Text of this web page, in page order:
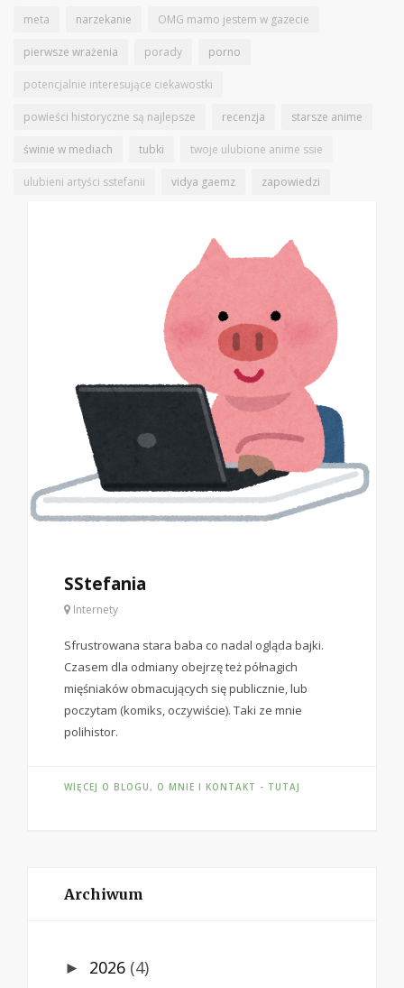
meta narzekanie OMG mamo jestem w gazecie
pierwsze wrażenia porady porno
potencjalnie interesujące ciekawostki
powieści historyczne są najlepsze recenzja starsze anime
świnie w mediach tubki twoje ulubione anime ssie
ulubieni artyści sstefanii vidya gaemz zapowiedzi
SStefania
Internety
Sfrustrowana stara baba co nadal ogląda bajki.
Czasem dla odmiany obejrzę też półnagich
mięśniaków obmacujących się publicznie, lub
poczytam (komiks, oczywiście). Taki ze mnie
polihistor.
WIĘCEJ O BLOGU, O MNIE I KONTAKT - TUTAJ
Archiwum
► 2026 (4)